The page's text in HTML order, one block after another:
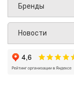
Бренды
Новости